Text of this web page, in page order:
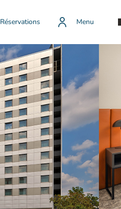
Réservations Menu